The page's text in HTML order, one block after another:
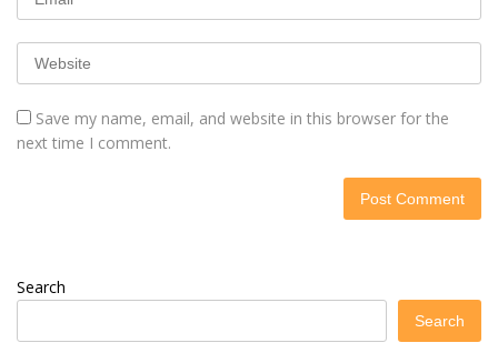
Save my name, email, and website in this browser for the
next time I comment.
Search
Search